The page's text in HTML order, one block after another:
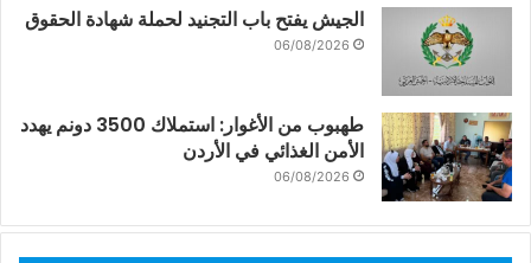
الجيش يفتح باب التجنيد لحملة شهادة الحقوق
06/08/2026
طهبوب من الأغوار: استملاك 3500 دونم يهدد
الأمن الغذائي في الأردن
06/08/2026